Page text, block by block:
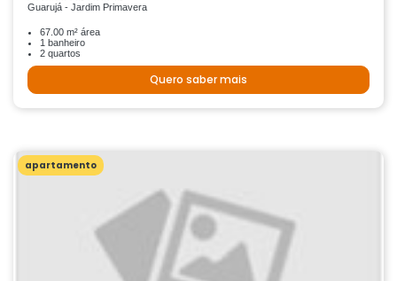
Guarujá - Jardim Primavera
67.00 m² área
1 banheiro
2 quartos
Quero saber mais
apartamento